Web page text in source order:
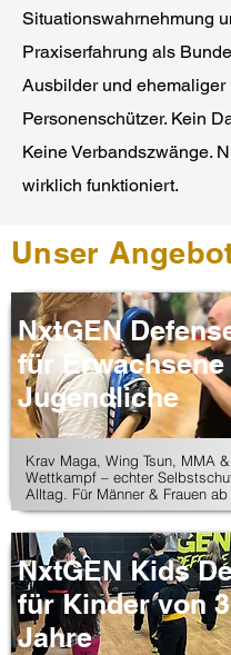
Situationswahrnehmung
Praxiserfahrung als
Ausbilder und ehemaliger
Personenschützer.​ Kein
Keine Verbandszwänge.
wirklich funktioniert.
Unser
NxtGEN
für Erwachsene
Jugendliche
Krav Maga, Wing Tsun, MMA
Wettkampf – echter
Alltag. Für Männer & Frauen ab
NxtGEN Kids
für Kinder von
Jahre